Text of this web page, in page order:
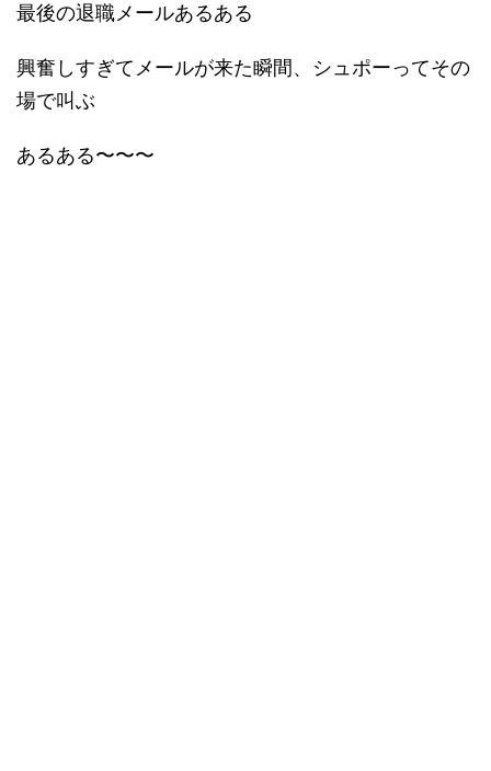
最後の退職メールあるある
興奮しすぎてメールが来た瞬間、シュポーってその
場で叫ぶ
あるある〜〜〜